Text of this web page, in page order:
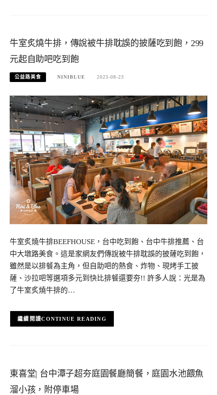
牛室炙燒牛排，傳說被牛排耽誤的披薩吃到飽，299
元起自助吧吃到飽
公益路美食 NINIBLUE 2023-08-23
牛室炙燒牛排BEEFHOUSE，台中吃到飽、台中牛排推薦、台
中大墩路美食。這是家網友們傳說被牛排耽誤的披薩吃到飽，
雖然是以排餐為主角，但自助吧的熱食、炸物、現烤手工披
薩、沙拉吧等選項多元到快比排餐還要夯!! 許多人說：光是為
了牛室炙燒牛排的…
CONTINUE READING
東喜堂| 台中潭子超夯庭園餐廳簡餐，庭園水池餵魚
溜小孩，附停車場